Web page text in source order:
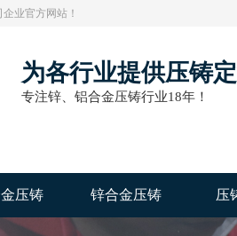
业官方网站！
为各行业提供压铸
专注锌、铝合金压铸行业18年！
压铸 锌合金压铸 压